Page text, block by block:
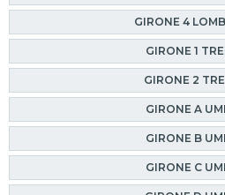
GIRONE 4
GIRONE 1
GIRONE 2
GIRONE A
GIRONE B
GIRONE C